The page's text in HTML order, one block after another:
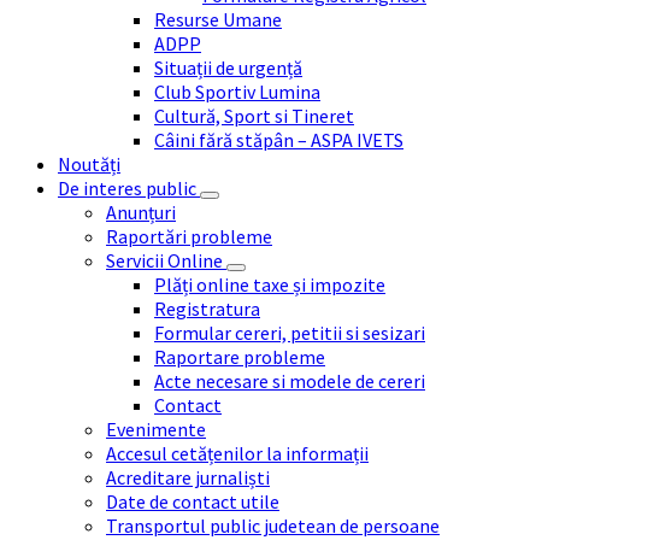
Resurse Umane
ADPP
Situații de urgență
Club Sportiv Lumina
Cultură, Sport si Tineret
Câini fără stăpân – ASPA IVETS
Noutăți
De interes public
Anunțuri
Raportări probleme
Servicii Online
Plăți online taxe și impozite
Registratura
Formular cereri, petitii si sesizari
Raportare probleme
Acte necesare si modele de cereri
Contact
Evenimente
Accesul cetățenilor la informații
Acreditare jurnaliști
Date de contact utile
Transportul public judetean de persoane